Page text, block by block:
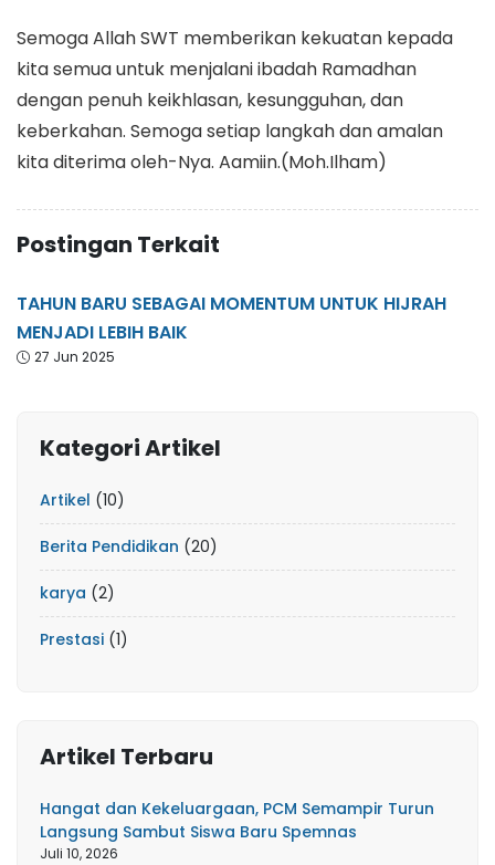
Semoga Allah SWT memberikan kekuatan kepada
kita semua untuk menjalani ibadah Ramadhan
dengan penuh keikhlasan, kesungguhan, dan
keberkahan. Semoga setiap langkah dan amalan
kita diterima oleh-Nya. Aamiin.(Moh.Ilham)
Postingan Terkait
TAHUN BARU SEBAGAI MOMENTUM UNTUK HIJRAH
MENJADI LEBIH BAIK
27 Jun 2025
Kategori Artikel
Artikel (10)
Berita Pendidikan (20)
karya (2)
Prestasi (1)
Artikel Terbaru
Hangat dan Kekeluargaan, PCM Semampir Turun
Langsung Sambut Siswa Baru Spemnas
Juli 10, 2026